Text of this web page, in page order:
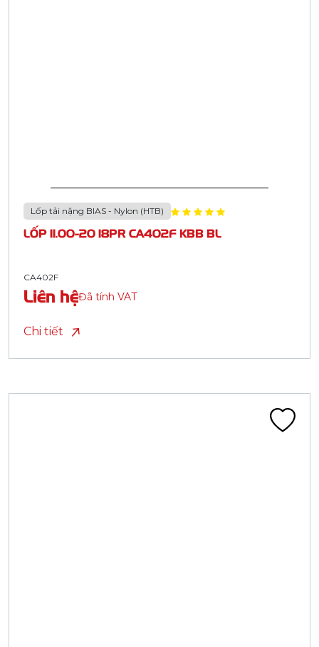
Lốp tải nặng BIAS - Nylon (HTB)
LỐP 11.00-20 18PR CA402F KBB BL
CA402F
Liên hệĐã tính VAT
Chi tiết